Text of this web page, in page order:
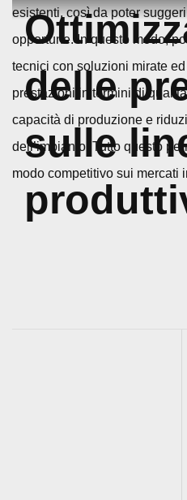
content
delle
sulle
esistenti, così da poter
opportune. In questo modo,
tecnici con soluzioni mirate
prestazioni in termini di
capacità di produzione e
dell’impianto. Tutto questo
modo competitivo sui mercati